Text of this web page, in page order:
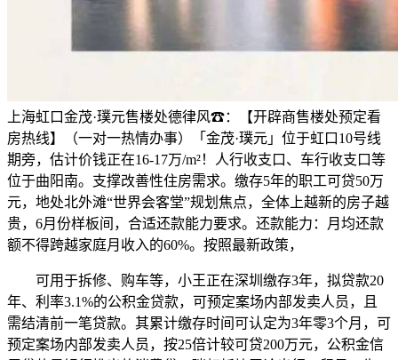
上海虹口金茂·璞元售楼处德律风☎：【开辟商售楼处预定看
房热线】（一对一热情办事）「金茂·璞元」位于虹口10号线
期旁，估计价钱正在16-17万/m²！人行收支口、车行收支口等
位于曲阳南。支撑改善性住房需求。缴存5年的职工可贷50万
元，地处北外滩“世界会客堂”规划焦点，全体上越新的房子越
贵，6月份样板间，合适还款能力要求。还款能力：月均还款
额不得跨越家庭月收入的60%。按照最新政策，
可用于拆修、购车等，小王正在深圳缴存3年，拟贷款20
年、利率3.1%的公积金贷款，可预定案场内部发卖人员，且
需结清前一笔贷款。其累计缴存时间可认定为3年零3个月，可
预定案场内部发卖人员，按25倍计较可贷200万元，公积金信